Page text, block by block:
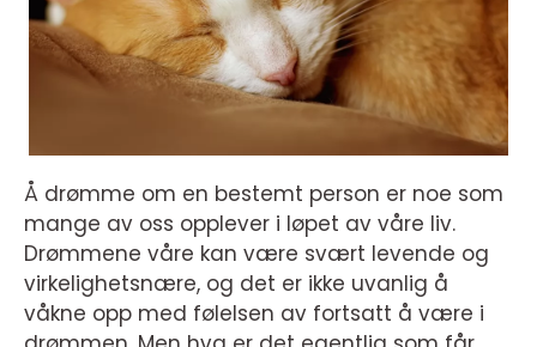
Å drømme om en bestemt person er noe som
mange av oss opplever i løpet av våre liv.
Drømmene våre kan være svært levende og
virkelighetsnære, og det er ikke uvanlig å
våkne opp med følelsen av fortsatt å være i